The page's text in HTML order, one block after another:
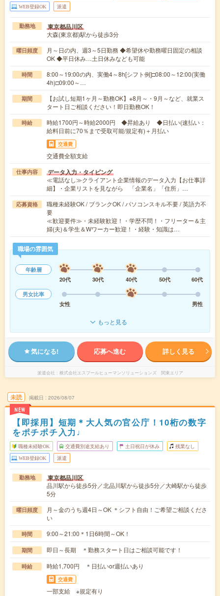
WEB登録OK 派遣
勤務地 東京都品川区
大森(東京都)駅から徒歩3分
曜日頻度
月～日の内、週3～5日勤務 ◆希望休や勤務曜日固定の相談
OK ◆平日休み…土日休みなども可能
時間
8:00～19:00の内、実働4～8h[シフト例]□08:00～12:00(実働
4h)□09:00～…
期間
【お試し短期1ヶ月～勤務OK】※8月～・9月～など、就業ス
タート日ご相談ください！即日勤務OK！
時給
時給1700円～時給2000円 ◆昇給あり ◆日払い(速払い：
給料日前に70％まで受取可能/規定有)＋月払い
交通費
交通費全額支給
仕事内容 データ入力・タイピング
≪電話なし≫クライアント企業情報のデータ入力【お仕事詳
細】・企業リストを見ながら 「企業名」「住所」…
応募資格
職種未経験OK / ブランクOK / パソコンスキル不要 / 英語力不
要
≪歓迎要件≫・未経験歓迎！・学歴不問！・フリーター＆主
婦(夫)＆学生＆Wワーカー歓迎！・経験・知識は…
職場の雰囲気
年齢層
20代
30代 40代 50代
60代
男女比率
女性
男性
もっと見る
気になる! 応募へ進む 詳しく見る
派遣会社 株式会社エスプールヒューマンソリューションズ 関東エリア
未読
NEW
掲載日 2026/08/07
【即採用】短期＊大人気の官公庁！10桁の数字
をポチポチ入力♩
職種未経験OK 交通費別途支給あり 土日祝日が休み 残業なし
WEB登録OK 派遣
勤務地 東京都品川区
品川駅から徒歩5分／北品川駅から徒歩5分／大崎駅から徒歩
5分
曜日頻度
月～金のうち週4日～OK ＊シフト自由！ご希望ご相談くださ
い
時間 9:00～21:00＊1日6時間～OK！
期間 即日～長期 ＊勤務スタート日はご相談可能です！
時給 時給1,700円 ＊日払いor週払いあり
交通費
一部支給 ※規定有り